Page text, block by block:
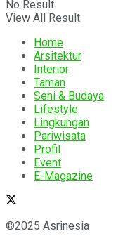
No Result
View All Result
Home
Arsitektur
Interior
Taman
Seni & Budaya
Lifestyle
Lingkungan
Pariwisata
Profil
Event
E-Magazine
©2025 Asrinesia